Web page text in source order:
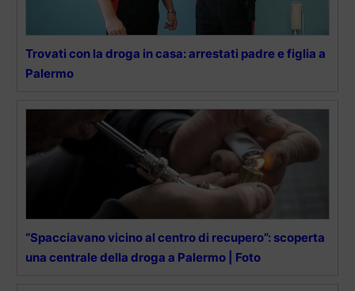
Trovati con la droga in casa: arrestati padre e figlia a
Palermo
“Spacciavano vicino al centro di recupero”: scoperta
una centrale della droga a Palermo | Foto